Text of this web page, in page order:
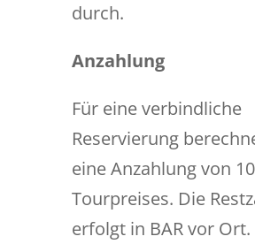
durch.
Anzahlung
Für eine verbindliche
Reservierung
eine Anzahlung von
Tourpreises. Die
erfolgt in BAR vor